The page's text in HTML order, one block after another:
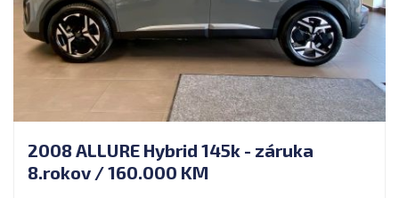
2008 ALLURE Hybrid 145k - záruka
8.rokov / 160.000 KM